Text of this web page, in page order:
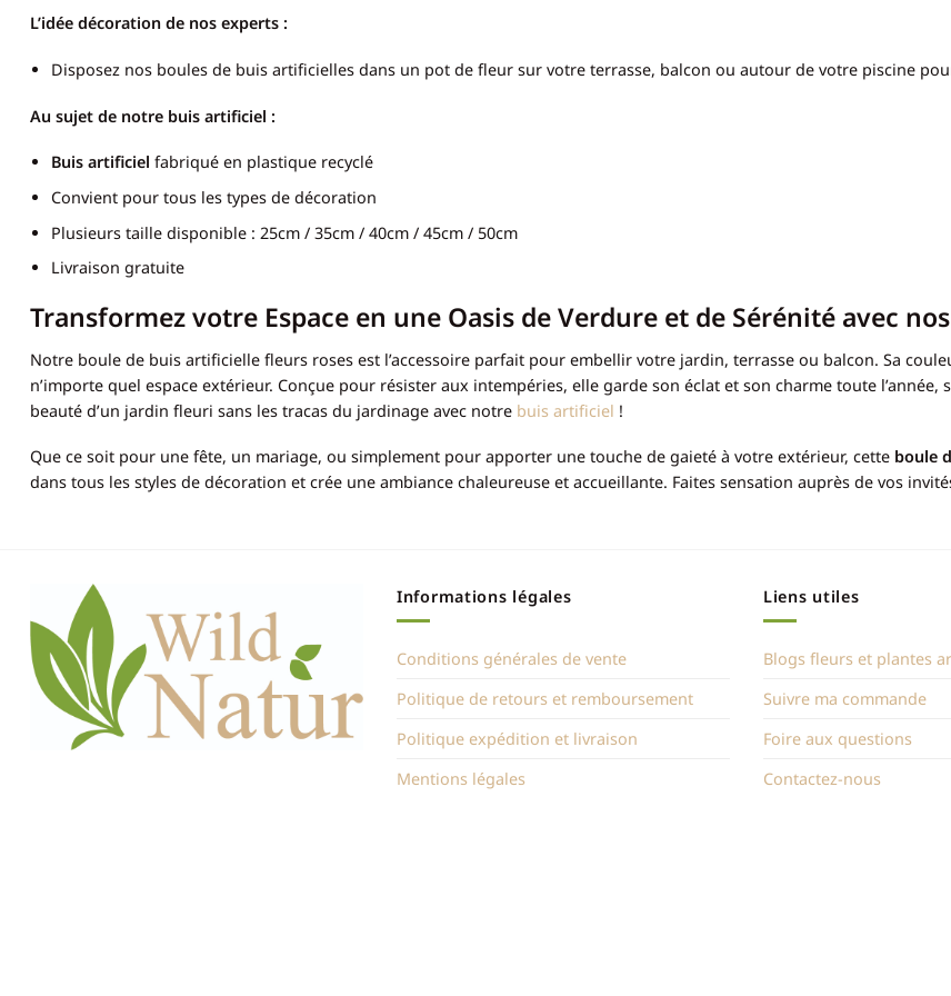
L’idée décoration de nos experts :
Disposez nos boules de buis artificielles dans un pot de fleur sur votre terrasse, balcon ou autour de votre piscine
Au sujet de notre buis artificiel :
Buis artificiel fabriqué en plastique recyclé
Convient pour tous les types de décoration
Plusieurs taille disponible : 25cm / 35cm / 40cm / 45cm / 50cm
Livraison gratuite
Transformez votre Espace en une Oasis de Verdure et de Sérénité avec
Notre boule de buis artificielle fleurs roses est l’accessoire parfait pour embellir votre jardin, terrasse ou balcon. Sa
n’importe quel espace extérieur. Conçue pour résister aux intempéries, elle garde son éclat et son charme toute
beauté d’un jardin fleuri sans les tracas du jardinage avec notre buis artificiel !
Que ce soit pour une fête, un mariage, ou simplement pour apporter une touche de gaieté à votre extérieur, cette boule
dans tous les styles de décoration et crée une ambiance chaleureuse et accueillante. Faites sensation auprès de vos
Informations légales
Conditions générales de vente
Politique de retours et remboursement
Politique expédition et livraison
Mentions légales
Liens utiles
Blogs fleurs et plantes
Suivre ma commande
Foire aux questions
Contactez-nous